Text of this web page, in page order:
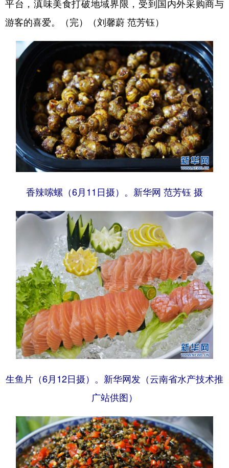
平台，滇味美食打破地域界限，受到国内外采购商与
游客的喜爱。（完）（刘馨蔚 范芳钰）
香辣嗦螺（6月11日摄）。新华网 范芳钰 摄
生鱼片（6月12日摄）。新华网发（云南省水产技术推
广站供图）